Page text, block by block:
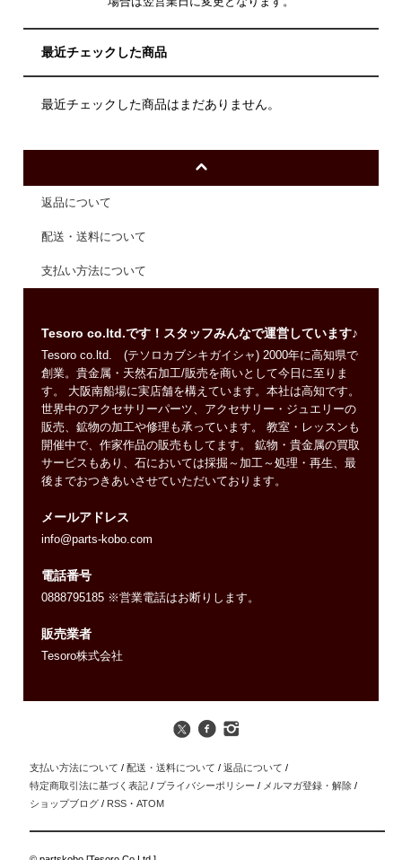
最近チェックした商品
最近チェックした商品はまだありません。
返品について
配送・送料について
支払い方法について
Tesoro co.ltd.です！スタッフみんなで運営しています♪
Tesoro co.ltd. (テソロカブシキガイシャ) 2000年に高知県で
創業。貴金属・天然石加工/販売を商いとして今日に至りま
す。 大阪南船場に実店舗を構えています。本社は高知です。
世界中のアクセサリーパーツ、アクセサリー・ジュエリーの
販売、鉱物の加工や修理も承っています。 教室・レッスンも
開催中で、作家作品の販売もしてます。 鉱物・貴金属の買取
サービスもあり、石においては採掘～加工～処理・再生、最
後までおつきあいさせていただいております。
メールアドレス
info@parts-kobo.com
電話番号
0888795185 ※営業電話はお断りします。
販売業者
Tesoro株式会社
支払い方法について / 配送・送料について / 返品について /
特定商取引法に基づく表記 / プライバシーポリシー / メルマガ登録・解除 /
ショップブログ / RSS ・ATOM